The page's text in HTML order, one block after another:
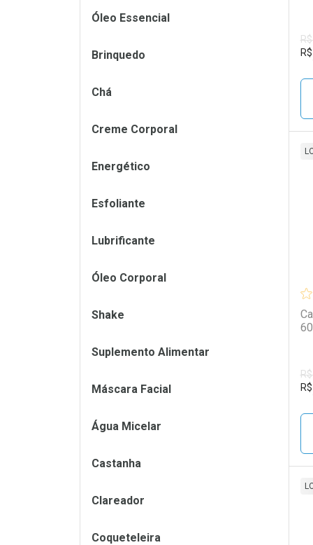
R$
R$
Óleo Essencial
Brinquedo
Chá
Creme Corporal
Energético
Esfoliante
Lubrificante
Óleo Corporal
Shake
Suplemento Alimentar
Máscara Facial
Água Micelar
Castanha
Clareador
Coqueteleira